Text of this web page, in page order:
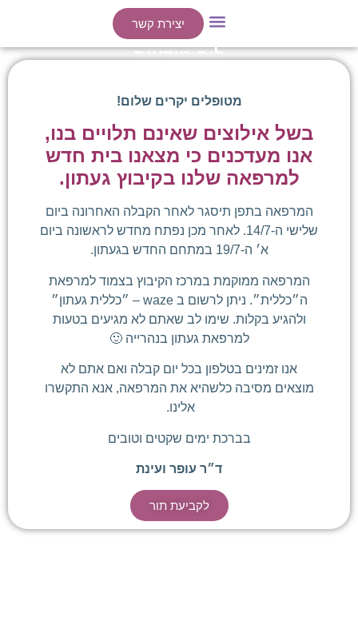
יצירת קשר
לוח מודעות
מטופלים יקרים שלום!
בשל אילוצים שאינם תלויים בנו,
אנו מעדכנים כי מצאנו בית חדש
למרפאה שלנו בקיבוץ געתון.
המרפאה בתפן תיסגר לאחר הקבלה האחרונה ביום
שלישי ה-14/7. לאחר מכן נפתח מחדש לראשונה ביום
א׳ ה-19/7 במתחם החדש בגעתון.
המרפאה ממוקמת במרכז הקיבוץ בצמוד למרפאת
ה״כללית״. ניתן לרשום ב waze – ״כללית געתון״
ולהגיע בקלות. שימו לב שאתם לא מגיעים בטעות
למרפאת געתון בנהרייה 🙂
אנו זמינים בטלפון בכל יום קבלה ואם אתם לא
מוצאים מסיבה כלשהיא את המרפאה, אנא התקשרו
אלינו.
בברכת ימים שקטים וטובים
ד״ר עופר ועינת
לקביעת תור